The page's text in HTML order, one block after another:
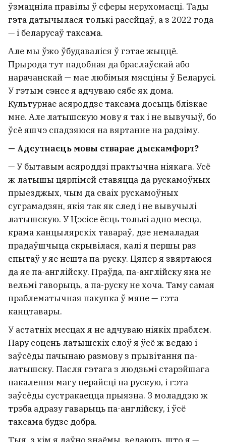
ўзмацніла правілы ў сферы нерухомасці. Тады
гэта датычылася толькі расейцаў, а з 2022 года
— і беларусаў таксама.
Але мы ўжо ўбудаваліся ў гэтае жыццё.
Прырода тут падобная да браслаўскай або
нарачанскай — мае любімыя мясціны ў Беларусі.
У гэтым сэнсе я адчуваю сябе як дома.
Культурнае асяроддзе таксама досыць блізкае
мне. Але латышскую мову я так і не вывучыў, бо
ўсё яшчэ спадзяюся на вяртанне на радзіму.
— Адсутнасць мовы стварае дыскамфорт?
— У бытавым асяроддзі практычна ніякага. Усё
ж латышы цярпімей ставяцца да рускамоўных
прыезджых, чым да сваіх рускамоўных
суграмадзян, якія так як след і не вывучылі
латышскую. У Цэсісе ёсць толькі адно месца,
крама канцылярскіх тавараў, дзе немаладая
прадаўшчыца скрывілася, калі я першы раз
спытаў у яе нешта па-руску. Цяпер я звяртаюся
да яе па-англійску. Праўда, па-англійску яна не
вельмі гаворыць, а па-руску не хоча. Таму самая
праблематычная пакупка ў мяне — гэта
канцтавары.
У астатніх месцах я не адчуваю ніякіх праблем.
Пару соцень латышскіх слоў я ўсё ж ведаю і
заўсёды пачынаю размову з прывітання па-
латышску. Пасля гэтага з людзьмі старэйшага
пакалення магу перайсці на рускую, і гэта
заўсёды сустракаецца прыязна. З моладдзю ж
трэба адразу гаварыць па-англійску, і ўсё
таксама будзе добра.